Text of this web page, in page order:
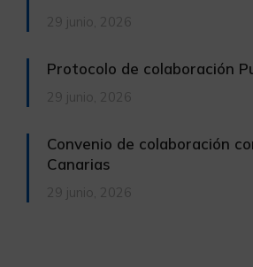
29 junio, 2026
Protocolo de colaboración
29 junio, 2026
Convenio de colaboración
Canarias
29 junio, 2026